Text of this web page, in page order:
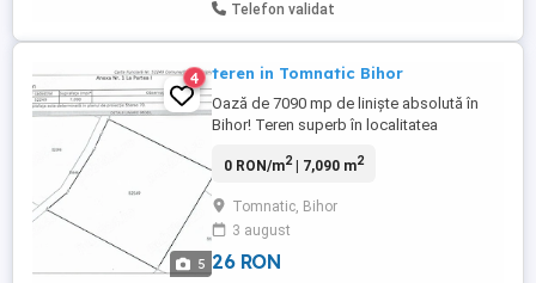
Telefon validat
5
4 teren in Tomnatic Bihor
Oază de 7090 mp de liniște absolută în
Bihor! Teren superb în localitatea
curs de asfaltare Imaginează-ți un loc
foșnetul frunzelor, pe un domeniu
generos de 7090 de metri pătrați. Îți
dorești o evadare din agitația ...
0 RON/m2| 7,090 m2
Tomnatic, Bihor
3 august
26 RON